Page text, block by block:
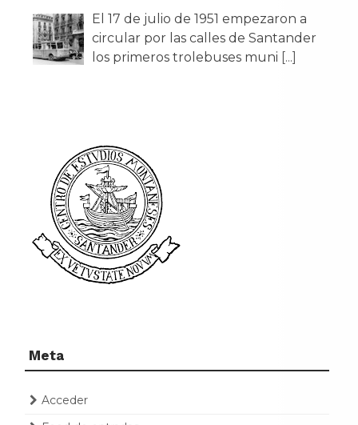
El 17 de julio de 1951 empezaron a
circular por las calles de Santander
los primeros trolebuses muni [...]
Meta
Acceder